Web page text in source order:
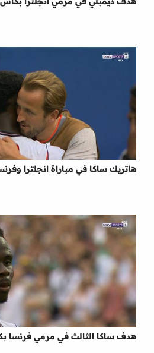
هاتريك ساكا في مباراة انجلترا
هدف ساكا الثالث في مرمي فرنسا